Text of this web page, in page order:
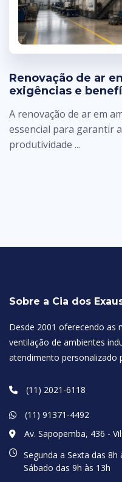
Renovação de ar
exigências e
A renovação de ar em
essencial para garantir
produtividade ...
Sobre a Cia dos
Desde 2001 oferecendo as
ventilação de ambientes
atendimento personalizado
(11) 2021-6118
(11) 91371-4492
Av. Sapopemba, 436 -
Segunda a Sexta das 8h
Sábado das 9h às 13h